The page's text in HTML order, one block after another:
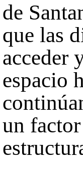
de
que las
acceder
espacio
un